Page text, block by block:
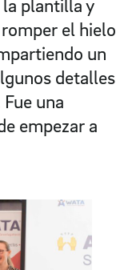
el hielo
un
detalles
una
empezar a